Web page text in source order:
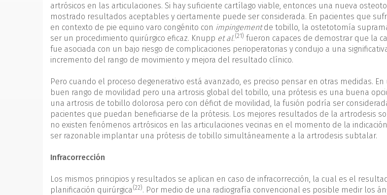
artrósicos en las articulaciones. Si hay suficiente cartílago viable, entonces una nueva
mostrado resultados aceptables y ciertamente puede ser considerada. En pacientes que
en contexto de pie equino varo congénito con impingementde tobillo, la ostetotomía
ser un procedimiento quirúrgico eficaz. Knupp et al.(21) fueron capaces de demostrar que la
fue asociada con un bajo riesgo de complicaciones perioperatorias y condujo a una
incremento del rango de movimiento y mejora del resultado clínico.
Pero cuando el proceso degenerativo está avanzado, es preciso pensar en otras medidas.
buen rango de movilidad pero una artrosis global del tobillo, una prótesis es una buena
una artrosis de tobillo dolorosa pero con déficit de movilidad, la fusión podría ser
pacientes que puedan beneficiarse de la prótesis. Los mejores resultados de la artrodesis
no existen fenómenos artrósicos en las articulaciones vecinas en el momento de la
ser razonable implantar una prótesis de tobillo simultáneamente a la artrodesis subtalar.
Infracorrección
Los mismos principios y resultados se aplican en caso de infracorrección, la cual es el
planificación quirúrgica (22). Por medio de una radiografía convencional es posible medir los